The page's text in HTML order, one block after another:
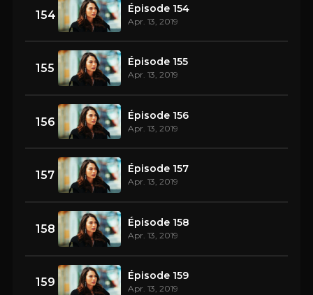
154 Épisode 154
Apr. 13, 2019
155 Épisode 155
Apr. 13, 2019
156 Épisode 156
Apr. 13, 2019
157 Épisode 157
Apr. 13, 2019
158 Épisode 158
Apr. 13, 2019
159 Épisode 159
Apr. 13, 2019